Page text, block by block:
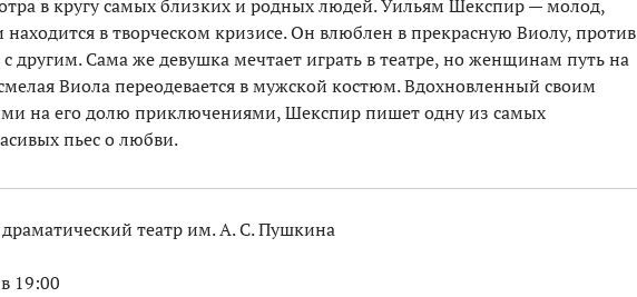
в кругу самых близких и родных людей. Уильям Шекспир — молод,
находится в творческом кризисе. Он влюблен в прекрасную Виолу, против
другим. Сама же девушка мечтает играть в театре, но женщинам путь на
Виола переодевается в мужской костюм. Вдохновленный своим
на его долю приключениями, Шекспир пишет одну из самых
пьес о любви.
театр им. А. С. Пушкина
19:00